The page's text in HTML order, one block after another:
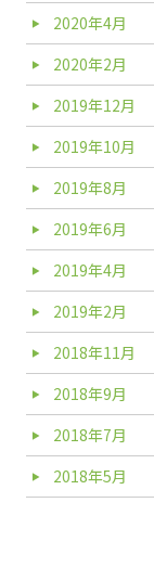
2020年4月
2020年2月
2019年12月
2019年10月
2019年8月
2019年6月
2019年4月
2019年2月
2018年11月
2018年9月
2018年7月
2018年5月